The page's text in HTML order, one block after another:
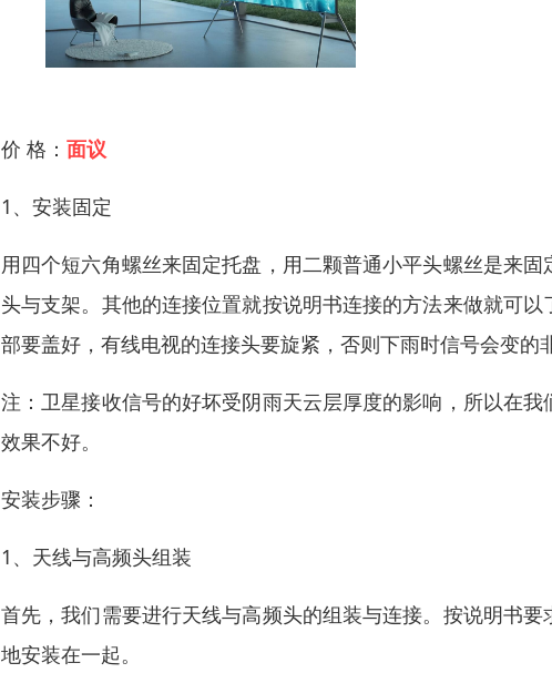
价 格： 面议
1、安装固定
用四个短六角螺丝来固定托盘，用二颗普通小平头螺丝是来
头与支架。其他的连接位置就按说明书连接的方法来做就可
部要盖好，有线电视的连接头要旋紧，否则下雨时信号会变的
注：卫星接收信号的好坏受阴雨天云层厚度的影响，所以在
效果不好。
安装步骤：
1、天线与高频头组装
首先，我们需要进行天线与高频头的组装与连接。按说明书
地安装在一起。